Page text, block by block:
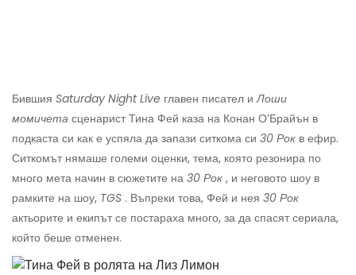
Бившия Saturday Night Live главен писател иЛоши
момичета сценарист Тина Фей каза на Конан О’Брайън в
подкаста си как е успяла да запази ситкома си 30 Рок в ефир.
Ситкомът нямаше големи оценки, тема, която резонира по
много мета начин в сюжетите на 30 Рок , и неговото шоу в
рамките на шоу, TGS . Въпреки това, Фей и нея 30 Рок
актьорите и екипът се постараха много, за да спасят сериала,
който беше отменен.